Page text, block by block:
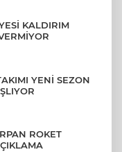
KALDIRIM
YENİ SEZON
ROKET